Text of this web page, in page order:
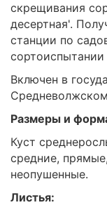
скрещивания
десертная'.
станции по
сортоиспытании
Включен в
Размеры и
Куст
средние,
неопушенные.
Листья: